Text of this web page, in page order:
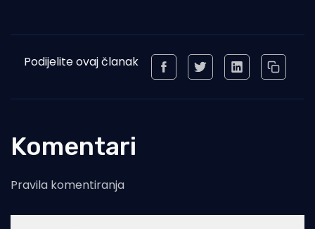
Podijelite ovaj članak
Komentari
Pravila komentiranja